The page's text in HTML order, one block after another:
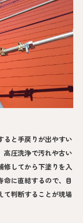
ると手戻りが出やすい
高圧洗浄で汚れや古い
修してから下塗りを入
に直結するので、目
て判断することが現場